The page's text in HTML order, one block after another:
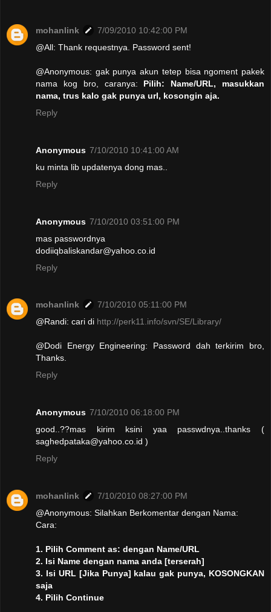
mohanlink
7/09/2010 10:42:00 PM
@All: Thank requestnya. Password sent!
@Anonymous: gak punya akun tetep bisa ngoment pakek
nama kog bro, caranya: Pilih: Name/URL, masukkan
nama, trus kalo gak punya url, kosongin aja.
Reply
Anonymous 7/10/2010 10:41:00 AM
ku minta lib updatenya dong mas..
Reply
Anonymous 7/10/2010 03:51:00 PM
mas passwordnya
dodiiqbaliskandar@yahoo.co.id
Reply
mohanlink
7/10/2010 05:11:00 PM
@Randi: cari di http://perk11.info/svn/SE/Library/
@Dodi Energy Engineering: Password dah terkirim bro,
Thanks.
Reply
Anonymous 7/10/2010 06:18:00 PM
good..??mas kirim ksini yaa passwdnya..thanks (
saghedpataka@yahoo.co.id )
Reply
mohanlink
7/10/2010 08:27:00 PM
@Anonymous: Silahkan Berkomentar dengan Nama:
Cara:
1. Pilih Comment as: dengan Name/URL
2. Isi Name dengan nama anda [terserah]
3. Isi URL [Jika Punya] kalau gak punya, KOSONGKAN
saja
4. Pilih Continue